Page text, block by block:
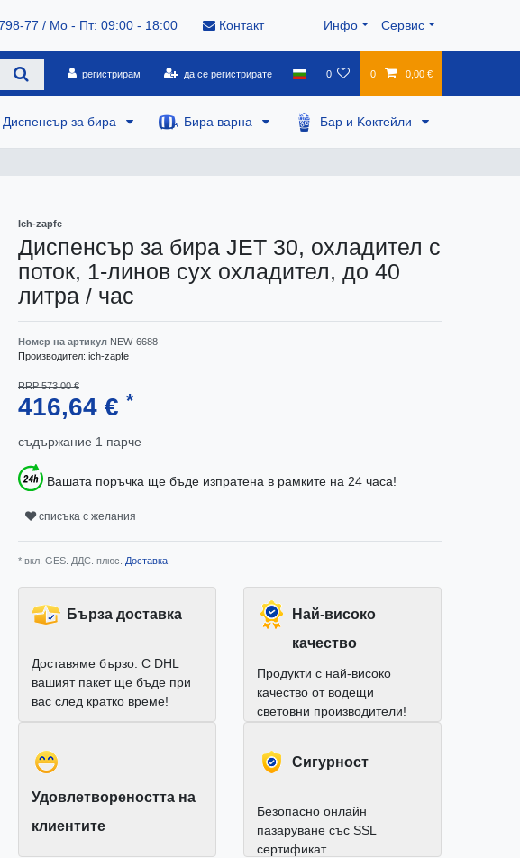
77 / Mo - Пт: 09:00 - 18:00 Контакт Инфо Сервис
регистрирам да се регистрирате 0 0 0,00 €
Диспенсър за бира Бира варна Бар и Kоктейли
Ich-zapfe
Диспенсър за бира JET 30, охладител с
поток, 1-линов сух охладител, до 40
литра / час
Номер на артикул NEW-6688
Производител: ich-zapfe
RRP 573,00 €
416,64 € *
съдържание 1 парче
Вашата поръчка ще бъде изпратена в рамките на 24 часа!
списъка с желания
* вкл. GES. ДДС. плюс. Доставка
Бърза доставка
Доставяме бързо. С DHL
вашият пакет ще бъде при
вас след кратко време!
Най-високо
качество
Продукти с най-високо
качество от водещи
световни производители!
Удовлетвореността на
клиентите
Cигурност
Безопасно онлайн
пазаруване със SSL
сертификат.